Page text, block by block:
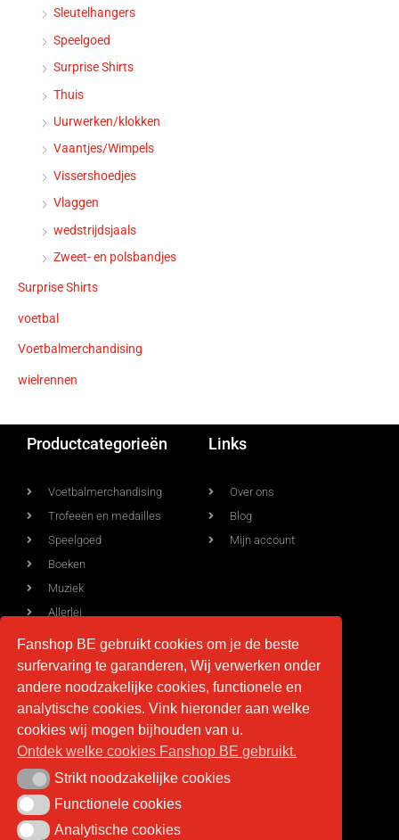
Sleutelhangers
Speelgoed
Surprise Shirts
Thuis
Uurwerken/klokken
Vaantjes/Wimpels
Vissershoedjes
Vlaggen
wedstrijdsjaals
Zweet- en polsbandjes
Surprise Shirts
voetbal
Voetbalmerchandising
wielrennen
Productcategorieën
Voetbalmerchandising
Trofeeën en medailles
Speelgoed
Boeken
Muziek
Allerlei
Links
Over ons
Blog
Mijn account
Voorwaarden
Levering
Privacy
Retourneren
Algemene voorwaarden
Contact
info@fan-shop.be
BTW BE 0879.850.673
Fanshop BE gebruikt cookies om je de beste
surfervaring te garanderen, Wij verwerken onder
andere noodzakelijke cookies, functionele en
analytische cookies. Vink hieronder aan welke
cookies wij mogen bijhouden van u.
Ontdek welke cookies Fanshop BE gebruikt.
Strikt noodzakelijke cookies
Strikt noodzakelijke cookies
Functionele cookies
Functionele cookies
Analytische cookies
Analytische cookies